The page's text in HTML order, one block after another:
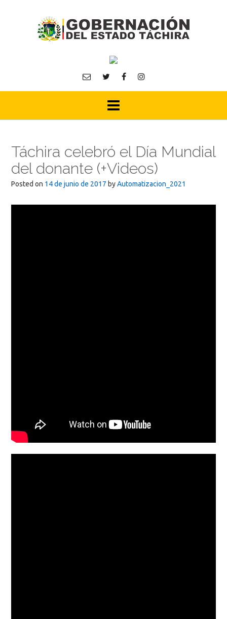
Táchira celebró el Día Mundial
del donante (+Videos)
Posted on 14 de junio de 2017 byAutomatizacion_2021